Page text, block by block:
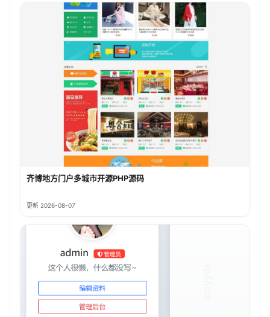
齐博地方门户多城市开源PHP源码
更新 2026-08-07